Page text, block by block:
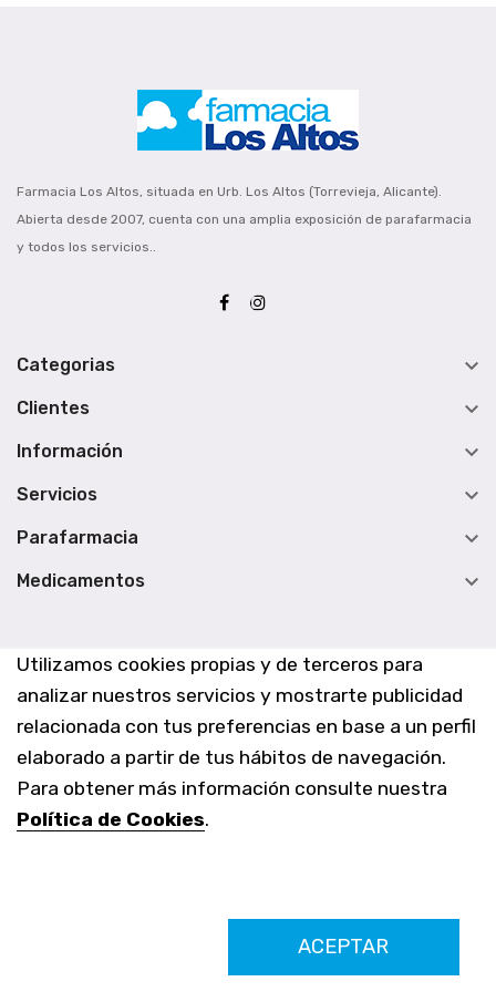
Utilizamos cookies propias y de terceros para
analizar nuestros servicios y mostrarte publicidad
relacionada con tus preferencias en base a un perfil
elaborado a partir de tus hábitos de navegación.
Para obtener más información consulte nuestra
Política de Cookies.
ACEPTAR
Farmacia Los Altos, situada en Urb. Los Altos (Torrevieja, Alicante).
Abierta desde 2007, cuenta con una amplia exposición de parafarmacia
y todos los servicios..
Categorias 
Clientes 
Información 
Servicios 
Parafarmacia 
Medicamentos 
Farmacia Los Altos nº756
Ldo. Alfredo Aparicio Grau 22555408K
N. Col. Colegio Oficial de Farmacéuticos de Alicante 4327